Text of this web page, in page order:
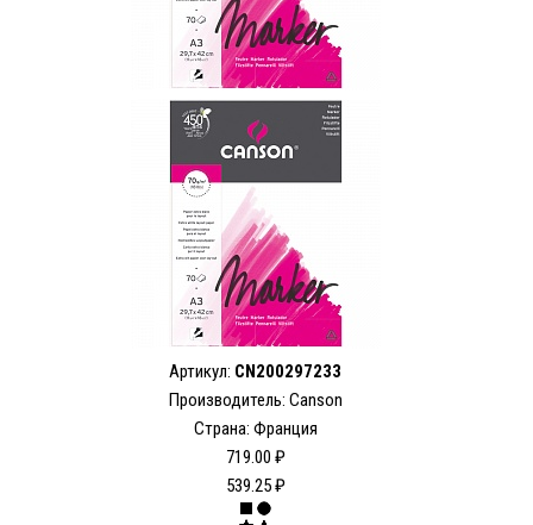
Артикул: CN200297233
Производитель: Canson
Страна: Франция
719.00 ₽
539.25 ₽